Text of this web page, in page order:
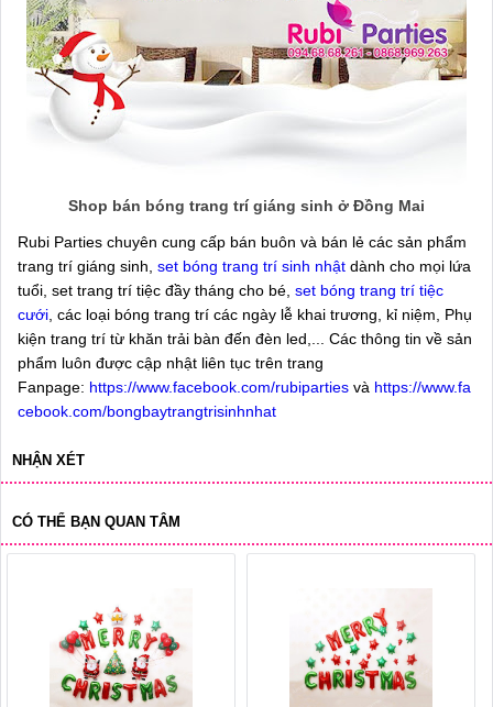
Shop bán bóng trang trí giáng sinh ở Đồng Mai
Rubi Parties chuyên cung cấp bán buôn và bán lẻ các sản phẩm
trang trí giáng sinh, set bóng trang trí sinh nhật dành cho mọi lứa
tuổi, set trang trí tiệc đầy tháng cho bé, set bóng trang trí tiệc
cưới , các loại bóng trang trí các ngày lễ khai trương, kỉ niệm, Phụ
kiện trang trí từ khăn trải bàn đến đèn led,... Các thông tin về sản
phẩm luôn được cập nhật liên tục trên trang
Fanpage: https://www.facebook.com/rubiparties và https://www.fa
cebook.com/bongbaytrangtrisinhnhat
NHẬN XÉT
CÓ THỂ BẠN QUAN TÂM